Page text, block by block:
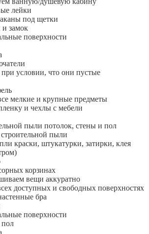
лейки
под щетки
замок
поверхности
условии, что они пустые
мелкие и крупные предметы
и чехлы с мебели
пыли потолок, стены и пол
пыли
краски, штукатурки, затирки, клея
корзинах
вещи аккуратно
доступных и свободных поверхностях
бра
поверхности